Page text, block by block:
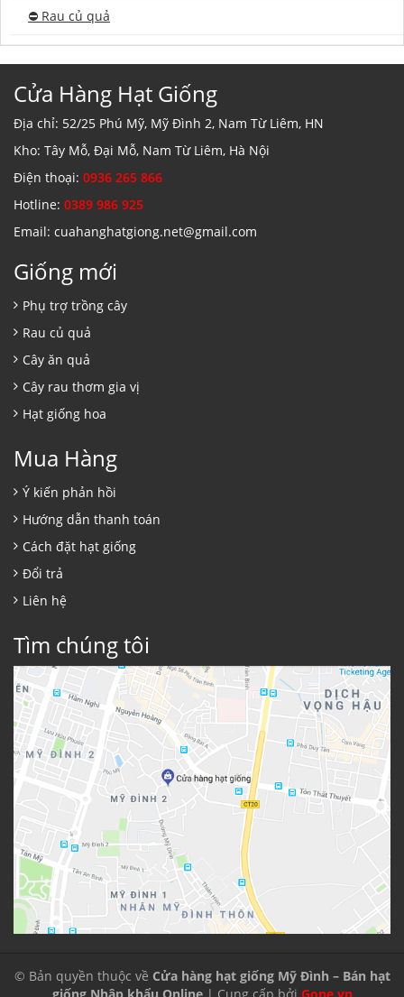
⛔️ Rau củ quả
Cửa Hàng Hạt Giống
Địa chỉ: 52/25 Phú Mỹ, Mỹ Đình 2, Nam Từ Liêm, HN
Kho: Tây Mỗ, Đại Mỗ, Nam Từ Liêm, Hà Nội
Điện thoại: 0936 265 866
Hotline: 0389 986 925
Email: cuahanghatgiong.net@gmail.com
Giống mới
Phụ trợ trồng cây
Rau củ quả
Cây ăn quả
Cây rau thơm gia vị
Hạt giống hoa
Mua Hàng
Ý kiến phản hồi
Hướng dẫn thanh toán
Cách đặt hạt giống
Đổi trả
Liên hệ
Tìm chúng tôi
© Bản quyền thuộc về Cửa hàng hạt giống Mỹ Đình – Bán hạt